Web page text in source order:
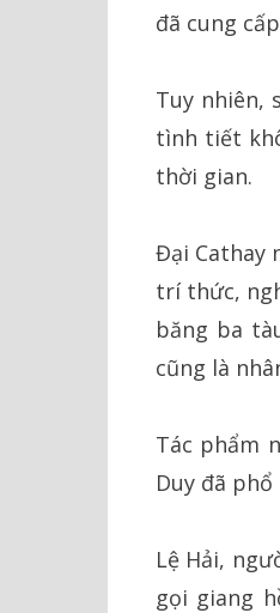
đã cung
Tuy nhiên,
tình tiết
thời gian.
Đại Cathay
trí thức,
băng ba
cũng là
Tác phẩm
Duy đã
Lệ Hải,
gọi giang